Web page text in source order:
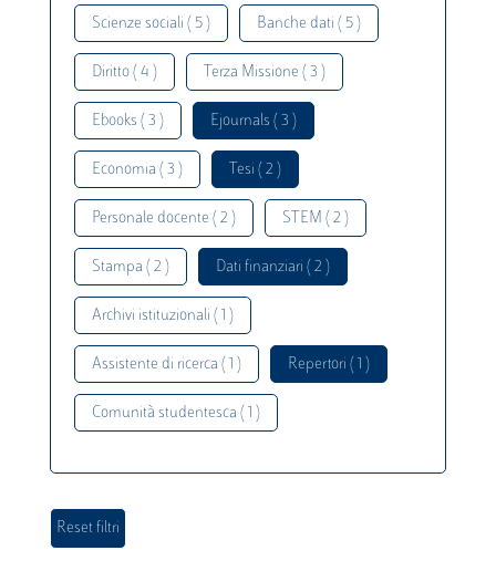
Scienze sociali ( 5 ) Banche dati ( 5 )
Diritto ( 4 ) Terza Missione ( 3 )
Ebooks ( 3 ) Ejournals ( 3 )
Economia ( 3 ) Tesi ( 2 )
Personale docente ( 2 ) STEM ( 2 )
Stampa ( 2 ) Dati finanziari ( 2 )
Archivi istituzionali ( 1 )
Assistente di ricerca ( 1 ) Repertori ( 1 )
Comunità studentesca ( 1 )